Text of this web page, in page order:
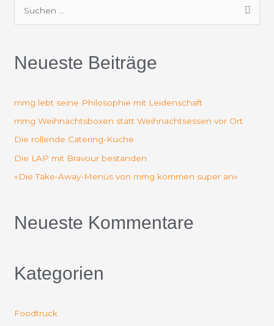
h
c
h
:
Neueste Beiträge
mmg lebt seine Philosophie mit Leidenschaft
mmg Weihnachtsboxen statt Weihnachtsessen vor Ort
Die rollende Catering-Küche
Die LAP mit Bravour bestanden
«Die Take-Away-Menüs von mmg kommen super an»
Neueste Kommentare
Kategorien
Foodtruck